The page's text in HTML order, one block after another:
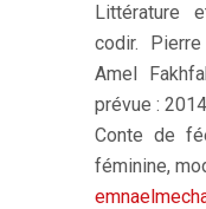
Littérature
codir.
Amel
prévue :
Conte de
féminine,